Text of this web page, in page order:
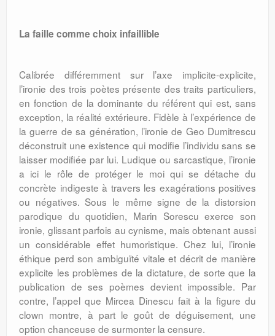
La faille comme choix infaillible
Calibrée différemment sur l’axe implicite-explicite,
l’ironie des trois poètes présente des traits particuliers,
en fonction de la dominante du référent qui est, sans
exception, la réalité extérieure. Fidèle à l’expérience de
la guerre de sa génération, l’ironie de Geo Dumitrescu
déconstruit une existence qui modifie l’individu sans se
laisser modifiée par lui. Ludique ou sarcastique, l’ironie
a ici le rôle de protéger le moi qui se détache du
concrète indigeste à travers les exagérations positives
ou négatives. Sous le même signe de la distorsion
parodique du quotidien, Marin Sorescu exerce son
ironie, glissant parfois au cynisme, mais obtenant aussi
un considérable effet humoristique. Chez lui, l’ironie
éthique perd son ambiguïté vitale et décrit de manière
explicite les problèmes de la dictature, de sorte que la
publication de ses poèmes devient impossible. Par
contre, l’appel que Mircea Dinescu fait à la figure du
clown montre, à part le goût de déguisement, une
option chanceuse de surmonter la censure.